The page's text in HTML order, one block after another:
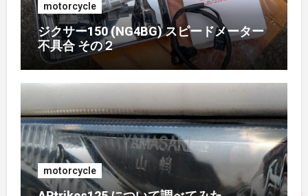
2017年4月 (1)
2017年3月
2017年2月
2017年1月 (1)
2016年10月 (1)
motorcycle
ジクサー150 (NG4BG) スピードメーター
不具合 その２
motorcycle